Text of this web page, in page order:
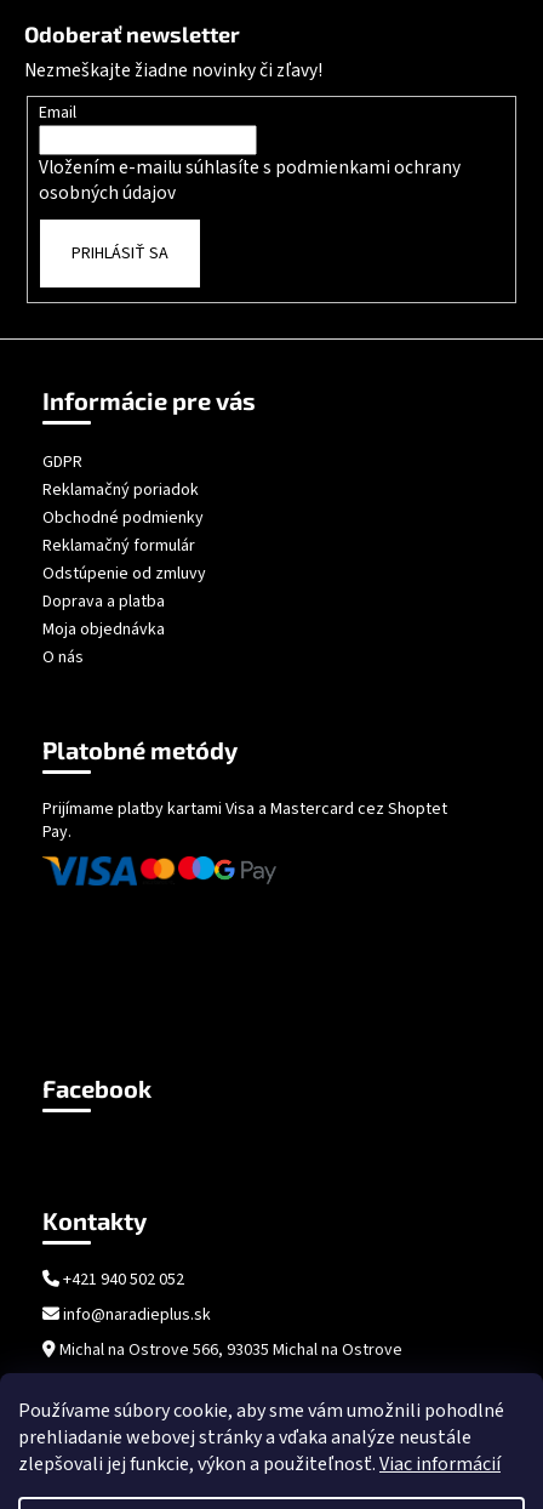
Používame súbory cookie, aby sme vám umožnili pohodlné
prehliadanie webovej stránky a vďaka analýze neustále
zlepšovali jej funkcie, výkon a použiteľnosť.Viac informácií
Odoberať newsletter
Nezmeškajte žiadne novinky či zľavy!
Email
Vložením e-mailu súhlasíte s podmienkami ochrany
osobných údajov
PRIHLÁSIŤ SA
Informácie pre vás
GDPR
Reklamačný poriadok
Obchodné podmienky
Reklamačný formulár
Odstúpenie od zmluvy
Doprava a platba
Moja objednávka
O nás
Platobné metódy
Prijímame platby kartami Visa a Mastercard cez Shoptet
Pay.
Facebook
Kontakty
+421 940 502 052
info@naradieplus.sk
Michal na Ostrove 566, 93035 Michal na Ostrove